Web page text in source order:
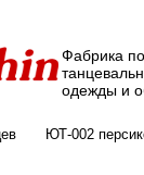
Фабрика
одежды и
ЮТ-002